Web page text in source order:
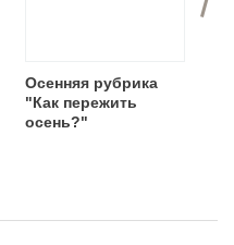
Осенняя рубрика
"Как пережить
осень?"